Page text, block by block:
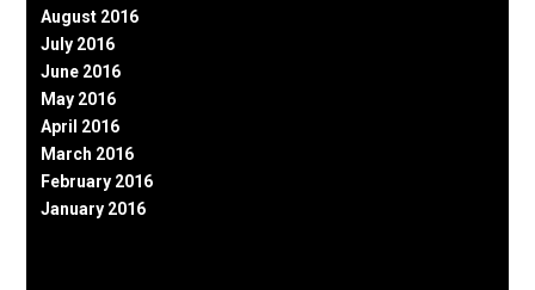
August 2016
July 2016
June 2016
May 2016
April 2016
March 2016
February 2016
January 2016